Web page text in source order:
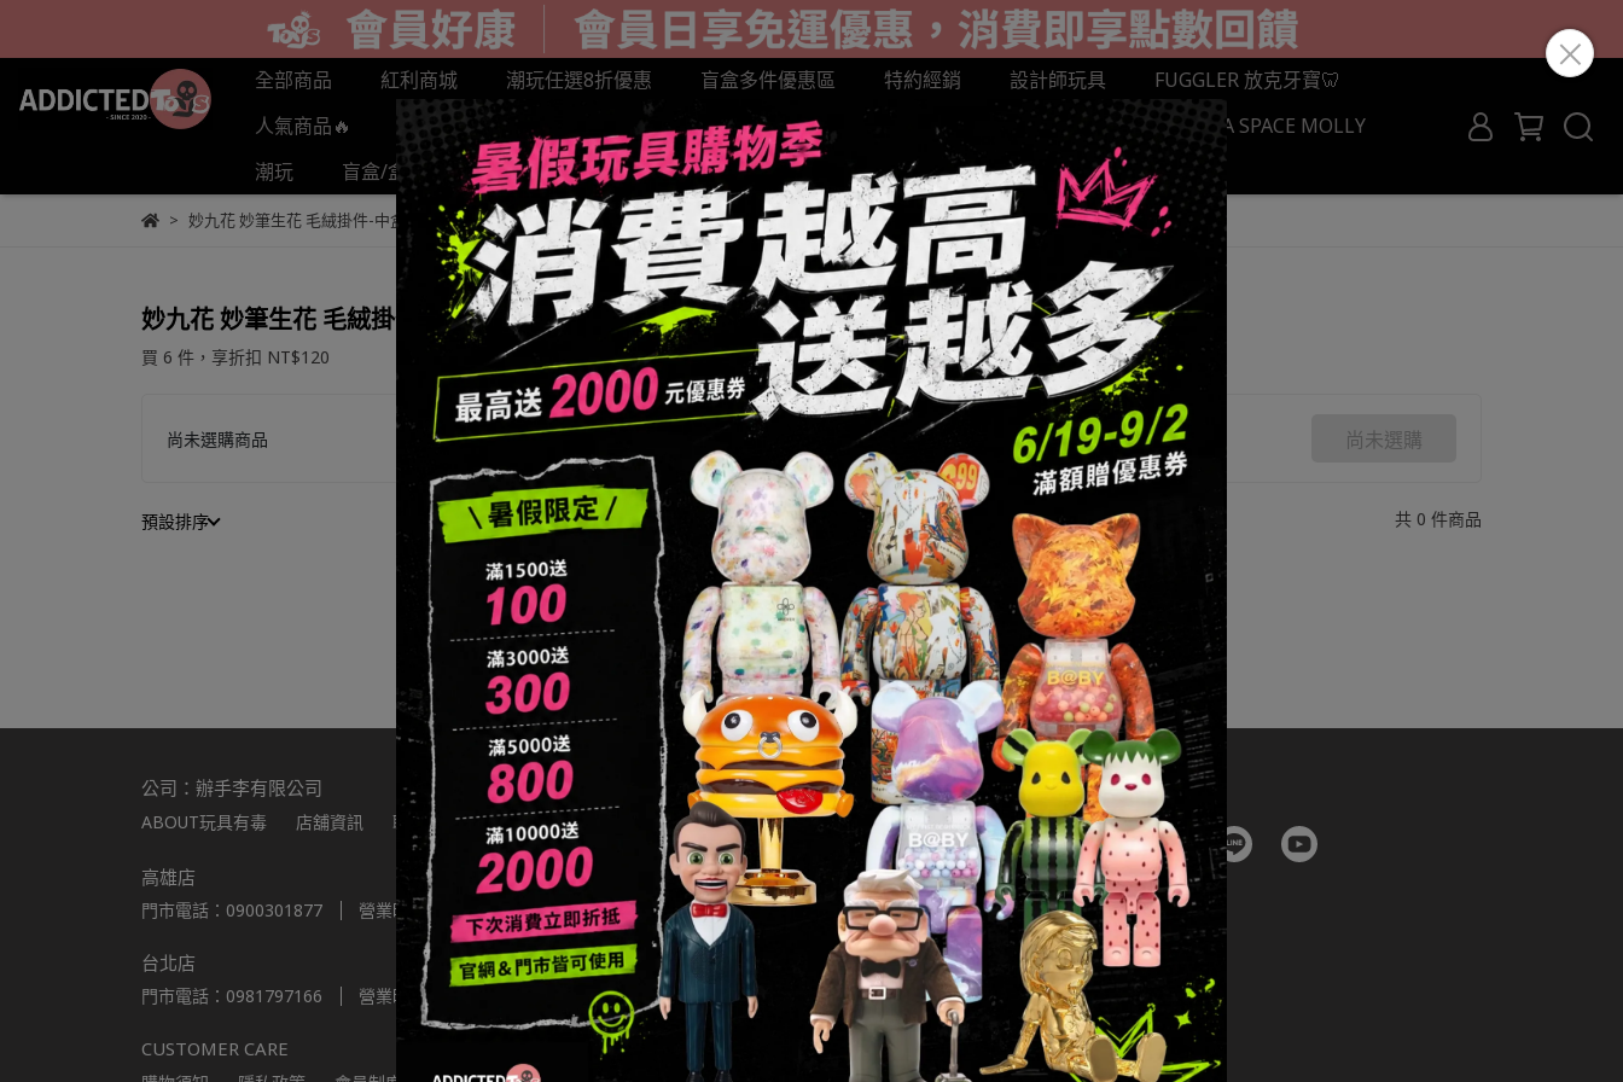
全部商品 紅利商城 潮玩任選8折優惠 盲盒多件優惠區 特約經銷 設計師玩具
FUGGLER 放克牙寶🦷
人氣商品🔥
預購商品 超級達摩系列 LABUBU 公仔 GOTO展示盒 BE@RBRICK
MEGA SPACE MOLLY
潮玩
盲盒/盒抽 POPLAND 樂園限定 SANK 藏克 MIGHTY JAXX潮玩 HEROCROSS
妙九花 妙筆生花 毛絨掛件-中盒優惠
妙九花 妙筆生花 毛絨掛件-中盒優惠
買 6 件， 享折扣 NT$120
尚未選購商品 尚未選購
預設排序 共 0 件商品
公司：辦手李有限公司
ABOUT玩具有毒 店舖資訊 聯繫我們 統編：83363549 信箱：addictedtoys2020@gmail.com
高雄店
門市電話：0900301877 營業時間：11:00-22:00 地址：高雄市楠梓區大學東路136號
台北店
門市電話：0981797166 營業時間：11:00-22:00 地址：台北市中山區德惠街16之8號1樓
CUSTOMER CARE